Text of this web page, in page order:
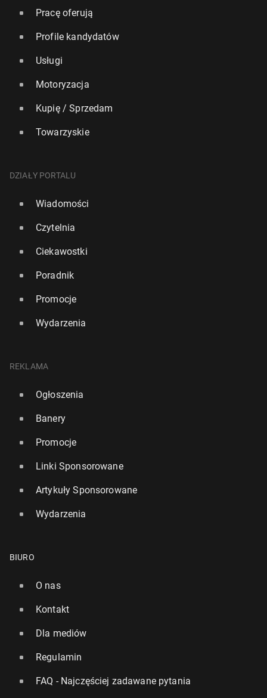
Pracę oferują
Profile kandydatów
Usługi
Motoryzacja
Kupię / Sprzedam
Towarzyskie
DZIAŁY PORTALU
Wiadomości
Czytelnia
Ciekawostki
Poradnik
Promocje
Wydarzenia
REKLAMA
Ogłoszenia
Banery
Promocje
Linki Sponsorowane
Artykuły Sponsorowane
Wydarzenia
BIURO
O nas
Kontakt
Dla mediów
Regulamin
FAQ - Najczęściej zadawane pytania